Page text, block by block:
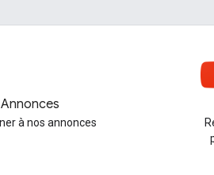
Annonces
à nos annonces